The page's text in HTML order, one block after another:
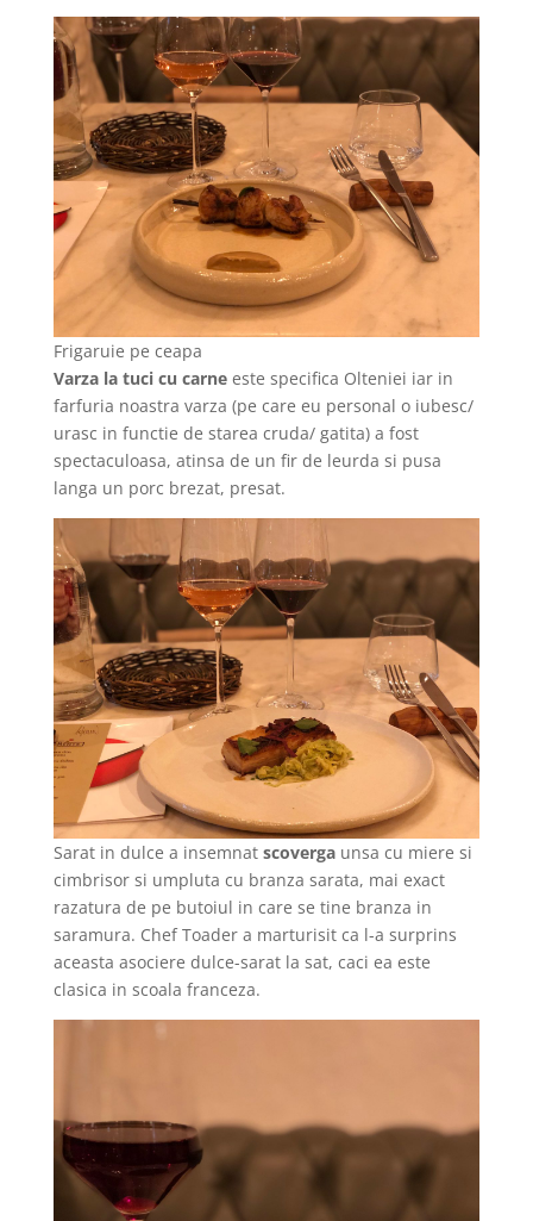
Frigaruie pe ceapa
Varza la tuci cu carne este specifica Olteniei iar in
farfuria noastra varza (pe care eu personal o iubesc/
urasc in functie de starea cruda/ gatita) a fost
spectaculoasa, atinsa de un fir de leurda si pusa
langa un porc brezat, presat.
Sarat in dulce a insemnat scovergaunsa cu miere si
cimbrisor si umpluta cu branza sarata, mai exact
razatura de pe butoiul in care se tine branza in
saramura. Chef Toader a marturisit ca l-a surprins
aceasta asociere dulce-sarat la sat, caci ea este
clasica in scoala franceza.